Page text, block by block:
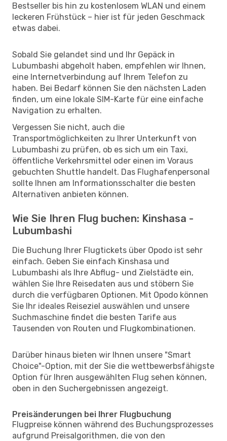
Bestseller bis hin zu kostenlosem WLAN und einem
leckeren Frühstück – hier ist für jeden Geschmack
etwas dabei.
Sobald Sie gelandet sind und Ihr Gepäck in
Lubumbashi abgeholt haben, empfehlen wir Ihnen,
eine Internetverbindung auf Ihrem Telefon zu
haben. Bei Bedarf können Sie den nächsten Laden
finden, um eine lokale SIM-Karte für eine einfache
Navigation zu erhalten.
Vergessen Sie nicht, auch die
Transportmöglichkeiten zu Ihrer Unterkunft von
Lubumbashi zu prüfen, ob es sich um ein Taxi,
öffentliche Verkehrsmittel oder einen im Voraus
gebuchten Shuttle handelt. Das Flughafenpersonal
sollte Ihnen am Informationsschalter die besten
Alternativen anbieten können.
Wie Sie Ihren Flug buchen: Kinshasa -
Lubumbashi
Die Buchung Ihrer Flugtickets über Opodo ist sehr
einfach. Geben Sie einfach Kinshasa und
Lubumbashi als Ihre Abflug- und Zielstädte ein,
wählen Sie Ihre Reisedaten aus und stöbern Sie
durch die verfügbaren Optionen. Mit Opodo können
Sie Ihr ideales Reiseziel auswählen und unsere
Suchmaschine findet die besten Tarife aus
Tausenden von Routen und Flugkombinationen.
Darüber hinaus bieten wir Ihnen unsere "Smart
Choice"-Option, mit der Sie die wettbewerbsfähigste
Option für Ihren ausgewählten Flug sehen können,
oben in den Suchergebnissen angezeigt.
Preisänderungen bei Ihrer Flugbuchung
Flugpreise können während des Buchungsprozesses
aufgrund Preisalgorithmen, die von den